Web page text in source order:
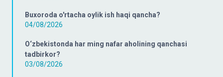
Buxoroda o'rtacha oylik ish haqi qancha?
04/08/2026
O‘zbekistonda har ming nafar aholining qanchasi
tadbirkor?
03/08/2026